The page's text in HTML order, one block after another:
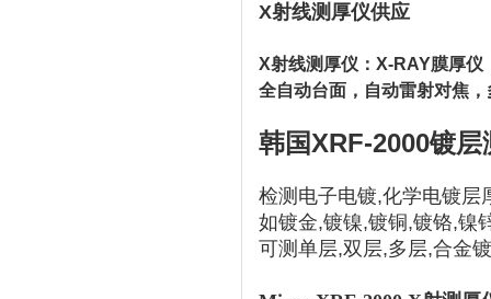
X射线测厚仪供应
X射线测厚仪：X-RAY膜厚仪
全自动台面，自动雷射对焦
韩国XRF-2000镀层
检测电子电镀,化学电镀层
如镀金,镀镍,镀铜,镀铬,镍
可测单层,双层,多层,合金